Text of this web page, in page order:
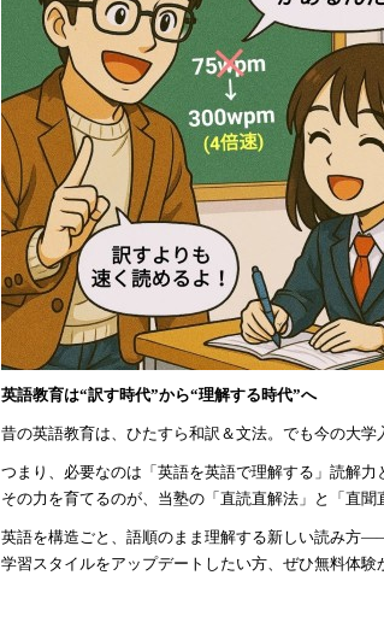
英語教育は“訳す時代”から“理解する時代”へ
昔の英語教育は、ひたすら和訳＆文法。でも今の大学
つまり、必要なのは「英語を英語で理解する」読解力
その力を育てるのが、当塾の「直読直解法」と「直聞
英語を構造ごと、語順のまま理解する新しい読み方
学習スタイルをアップデートしたい方、ぜひ無料体験